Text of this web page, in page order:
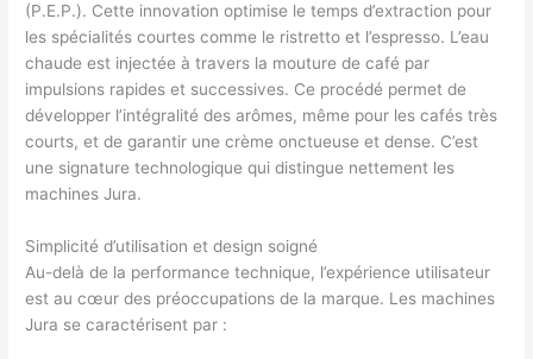
(P.E.P.). Cette innovation optimise le temps d’extraction pour
les spécialités courtes comme le ristretto et l’espresso. L’eau
chaude est injectée à travers la mouture de café par
impulsions rapides et successives. Ce procédé permet de
développer l’intégralité des arômes, même pour les cafés très
courts, et de garantir une crème onctueuse et dense. C’est
une signature technologique qui distingue nettement les
machines Jura.
Simplicité d’utilisation et design soigné
Au-delà de la performance technique, l’expérience utilisateur
est au cœur des préoccupations de la marque. Les machines
Jura se caractérisent par :